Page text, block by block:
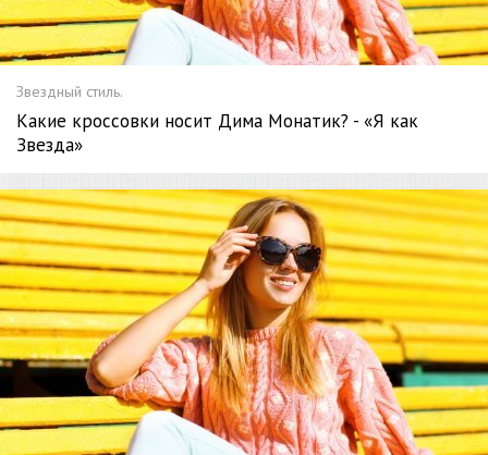
Звездный стиль.
Какие кроссовки носит Дима Монатик? - «Я как
Звезда»